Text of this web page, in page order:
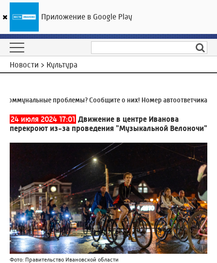
ГТРК «Ивтелерадио»
Новости > Культура
проблемы? Сообщите о них! Номер автоответчика:8
24 июля 2024 17:01 Движение в центре Иванова
перекроют из-за проведения "Музыкальной Велоночи"
Фото: Правительство Ивановской области
Приложение в Google Play